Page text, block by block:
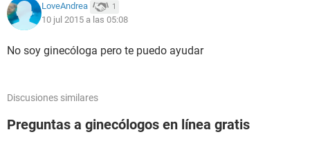
LoveAndrea 1
10 jul 2015 a las 05:08
No soy ginecóloga pero te puedo ayudar
Discusiones similares
Preguntas a ginecólogos en línea gratis